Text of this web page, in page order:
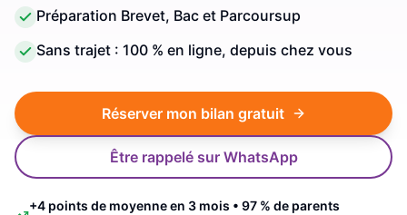
Préparation Brevet, Bac et Parcoursup
Sans trajet : 100 % en ligne, depuis chez vous
Réserver mon bilan gratuit
Être rappelé sur WhatsApp
+4 points de moyenne en 3 mois • 97 % de parents